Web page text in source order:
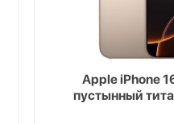
Apple iPhone
пустынный